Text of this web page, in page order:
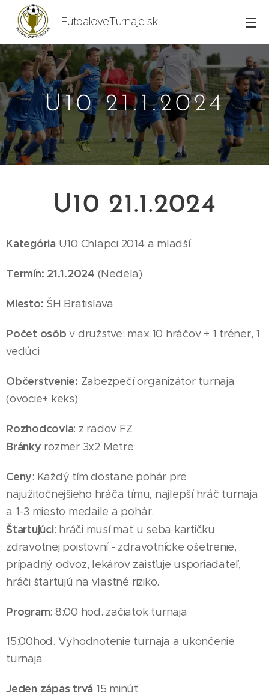
FutbaloveTurnaje.sk
U10 21.1.2024
U10 21.1.2024
Kategória U10 Chlapci 2014a mladší
Termín: 21.1.2024 (Nedeľa)
Miesto: ŠH Bratislava
Počet osôb v družstve: max.10 hráčov + 1 tréner, 1
vedúci
Občerstvenie: Zabezpečí organizátor turnaja
(ovocie+ keks)
Rozhodcovia: z radov FZ
Bránky rozmer 3x2 Metre
Ceny: Každý tím dostane pohár pre
najužitočnejšieho hráča tímu, najlepší hráč turnaja
a 1-3 miesto medaile a pohár.
Štartujúci: hráči musí mať u seba kartičku
zdravotnej poisťovní - zdravotnícke ošetrenie,
prípadný odvoz, lekárov zaisťuje usporiadateľ,
hráči štartujú na vlastné riziko.
Program: 8:00 hod. začiatok turnaja
15:00hod. Vyhodnotenie turnaja a ukončenie
turnaja
Jeden zápas trvá 15 minút